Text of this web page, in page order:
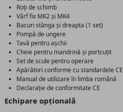
Roți de schimb
Vârf fix MK2 și MK4
Bacuri stânga și dreapta (1 set)
Pompă de ungere
Tavă pentru așchii
Cheie pentru mandrină și portcuțit
Set de scule pentru operare
Apărători conforme cu standardele CE
Manual de utilizare în limba română
Declarație de conformitate CE
Echipare opțională